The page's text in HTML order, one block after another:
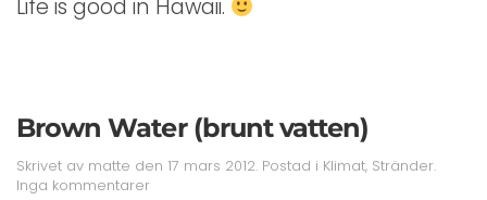
Life is good in Hawaii.
Brown Water (brunt vatten)
Skrivet av matte den 17 mars 2012. Postad i Klimat, Stränder.
Inga kommentarertill